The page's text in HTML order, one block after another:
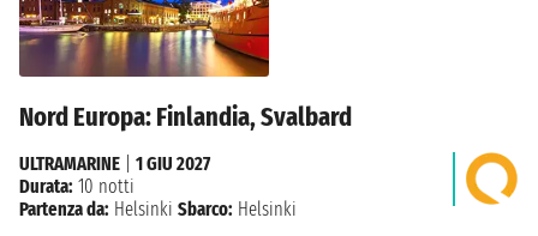
Nord Europa: Finlandia, Svalbard
ULTRAMARINE
1 GIU 2027
Durata: 10 notti
Partenza da: Helsinki Sbarco: Helsinki